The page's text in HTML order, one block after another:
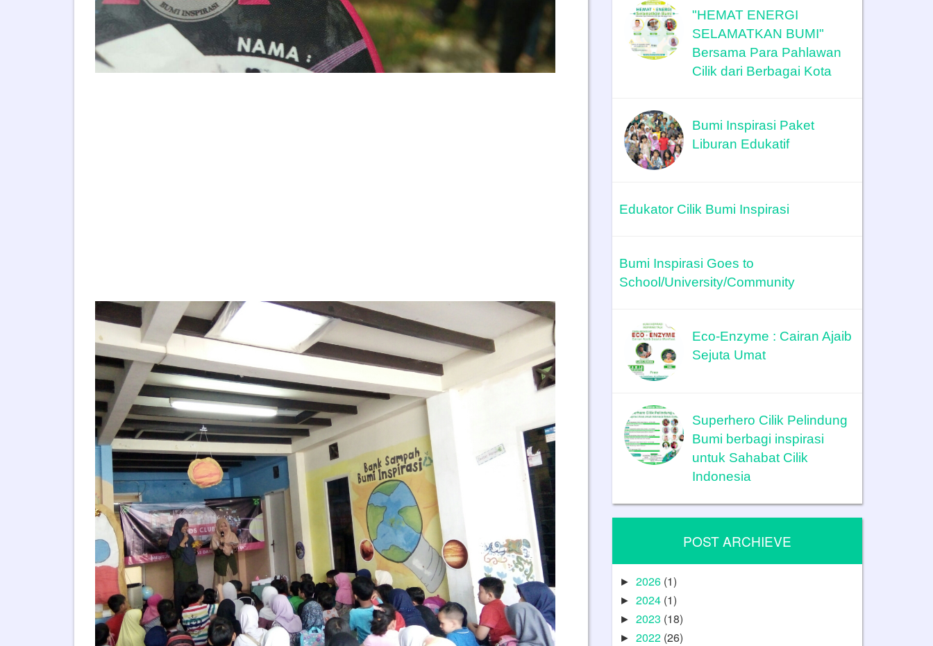
"HEMAT ENERGI
SELAMATKAN BUMI"
Bersama Para Pahlawan
Cilik dari Berbagai Kota
Bumi Inspirasi Paket
Liburan Edukatif
Edukator Cilik Bumi Inspirasi
Bumi Inspirasi Goes to
School/University/Community
Eco-Enzyme : Cairan Ajaib
Sejuta Umat
Superhero Cilik Pelindung
Bumi berbagi inspirasi
untuk Sahabat Cilik
Indonesia
POST ARCHIEVE
► 2026 (1)
► 2024 (1)
► 2023 (18)
► 2022 (26)